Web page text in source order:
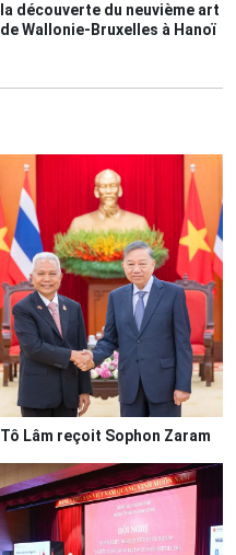
la découverte du neuvième art
de Wallonie-Bruxelles à Hanoï
Tô Lâm reçoit Sophon Zaram